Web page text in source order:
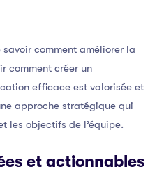
savoir comment améliorer la
comment créer un
efficace est valorisée et
approche stratégique qui
les objectifs de l’équipe.
et actionnables